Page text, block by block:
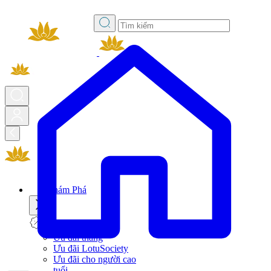
Khám Phá
Ưu đãi tháng
Ưu đãi LotuSociety
Ưu đãi cho người cao